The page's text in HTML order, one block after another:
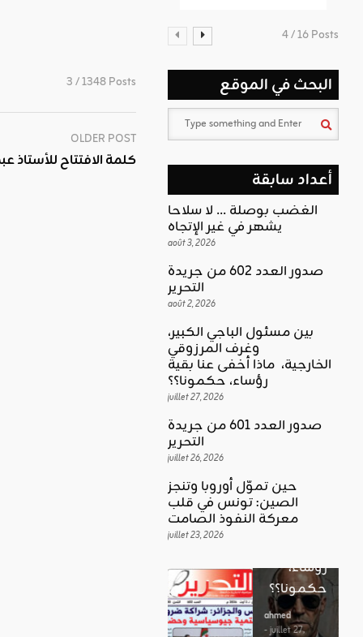
3 / 1348 Posts
OLDER POST
كلمة الافتتاح للأستاذ
4 / 16 Posts
البحث في الموقع
أعداد سابقة
الغضب بوصلة … لا سلاحا
يشهر في غير الإتجاه
août 3, 2026
صدور العدد 602 من جريدة
التحرير
août 2, 2026
بين مسئول الباجي الكبير،
وغرف المرزوقي
الخارجية، ماذا أخفى عنا بقية
رؤساء، حكمونا؟؟
juillet 27, 2026
صدور العدد 601 من جريدة
التحرير
juillet 26, 2026
حين تموّل أوروبا وتنجز
الصين: تونس في قلب
معركة النفوذ الصامت
juillet 23, 2026
بين
الباجي
المرزوقي
الخارجية،
ماذا أخفى
رؤساء،
حكمونا؟؟
ahmed
- juillet 27,